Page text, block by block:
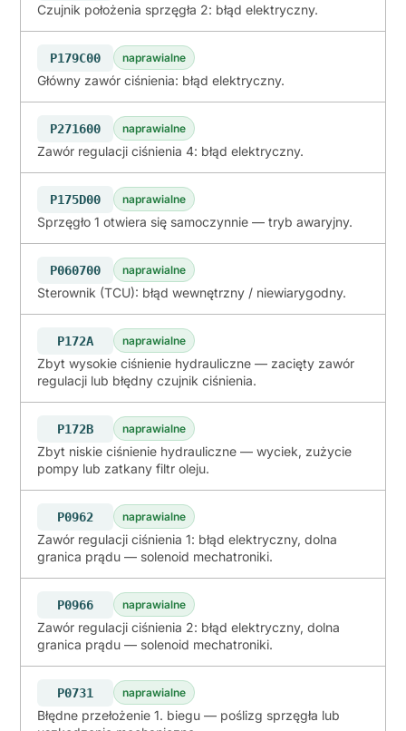
Czujnik położenia sprzęgła 2: błąd elektryczny.
P179C00
Główny zawór ciśnienia: błąd elektryczny.
naprawialne
P271600
Zawór regulacji ciśnienia 4: błąd elektryczny.
naprawialne
P175D00
Sprzęgło 1 otwiera się samoczynnie — tryb awaryjny.
naprawialne
P060700
Sterownik (TCU): błąd wewnętrzny / niewiarygodny.
naprawialne
P172A
Zbyt wysokie ciśnienie hydrauliczne — zacięty zawór
regulacji lub błędny czujnik ciśnienia.
naprawialne
P172B
Zbyt niskie ciśnienie hydrauliczne — wyciek, zużycie
pompy lub zatkany filtr oleju.
naprawialne
P0962
Zawór regulacji ciśnienia 1: błąd elektryczny, dolna
granica prądu — solenoid mechatroniki.
naprawialne
P0966
Zawór regulacji ciśnienia 2: błąd elektryczny, dolna
granica prądu — solenoid mechatroniki.
naprawialne
P0731
Błędne przełożenie 1. biegu — poślizg sprzęgła lub
naprawialne